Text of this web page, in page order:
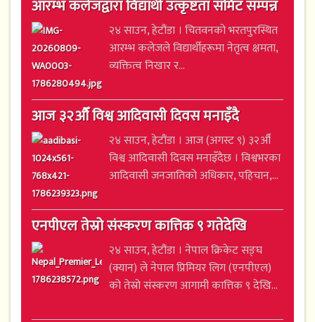
आरम्भ कलेजद्वारा विद्यार्थी उत्कृष्टता समिट सम्पन्न
२४ साउन, हेटौंडा । चितवनको भरतपुरस्थित
आरम्भ कलेजले विद्यार्थीहरूमा नेतृत्व क्षमता,
व्यक्तित्व निखार र...
आज ३२औँ विश्व आदिवासी दिवस मनाइँदै
२४ साउन, हेटौंडा । आज (अगस्ट ९) ३२औँ
विश्व आदिवासी दिवस मनाइँदैछ । विश्वभरका
आदिवासी जनजातिको अधिकार, पहिचान,...
एनपीएल तेस्रो संस्करण कात्तिक ९ गतेदेखि
२४ साउन, हेटौंडा । नेपाल क्रिकेट सङ्घ
(क्यान) ले नेपाल प्रिमियर लिग (एनपीएल)
को तेस्रो संस्करण आगामी कात्तिक ९ देखि...